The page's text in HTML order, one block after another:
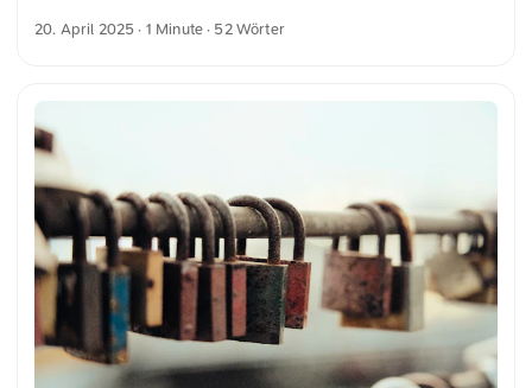
romantische und symbolische Geste ein, Schlösser als
Foto
20. April 2025 · 1 Minute · 52 Wörter